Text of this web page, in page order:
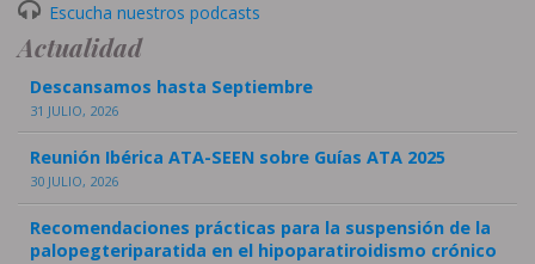
Escucha nuestros podcasts
Actualidad
Descansamos hasta Septiembre
31 JULIO, 2026
Reunión Ibérica ATA-SEEN sobre Guías ATA 2025
30 JULIO, 2026
Recomendaciones prácticas para la suspensión de la
palopegteriparatida en el hipoparatiroidismo crónico